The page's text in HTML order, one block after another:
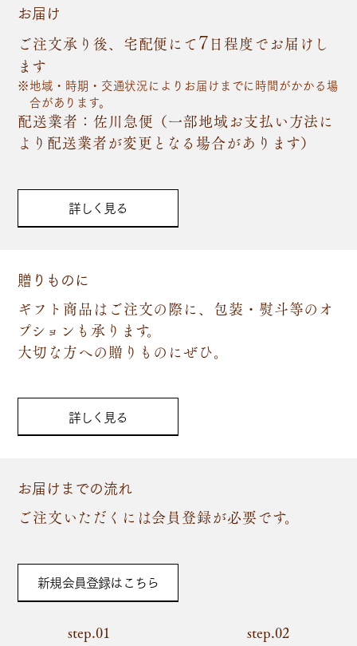
お届け
ご注文承り後、宅配便にて7日程度でお届けし
ます
地域・時期・交通状況によりお届けまでに時間がかかる場
合があります。
配送業者：佐川急便（一部地域お支払い方法に
より配送業者が変更となる場合があります）
詳しく見る
贈りものに
ギフト商品はご注文の際に、包装・熨斗等のオ
プションも承ります。
大切な方への贈りものにぜひ。
詳しく見る
お届けまでの流れ
ご注文いただくには会員登録が必要です。
新規会員登録はこちら
step.01 step.02